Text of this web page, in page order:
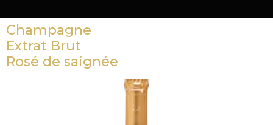
Champagne
Extrat Brut
Rosé de saignée